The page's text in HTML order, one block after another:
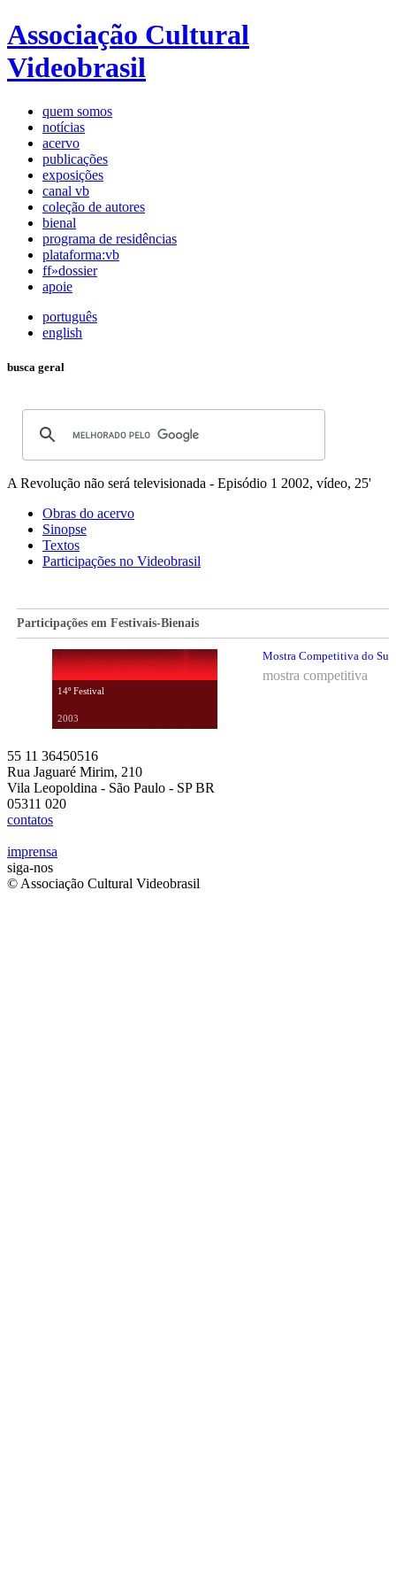
Associação Cultural
Videobrasil
quem somos
notícias
acervo
publicações
exposições
canal vb
coleção de autores
bienal
programa de residências
plataforma:vb
ff»dossier
apoie
português
english
busca geral
A Revolução não será televisionada - Episódio 1 2002, vídeo, 25'
Obras do acervo
Sinopse
Textos
Participações no Videobrasil
Participações em Festivais-Bienais
14º Festival
2003
Mostra Competitiva do Sul
mostra competitiva
55 11 36450516
Rua Jaguaré Mirim, 210
Vila Leopoldina - São Paulo - SP BR
05311 020
contatos
imprensa
siga-nos
© Associação Cultural Videobrasil